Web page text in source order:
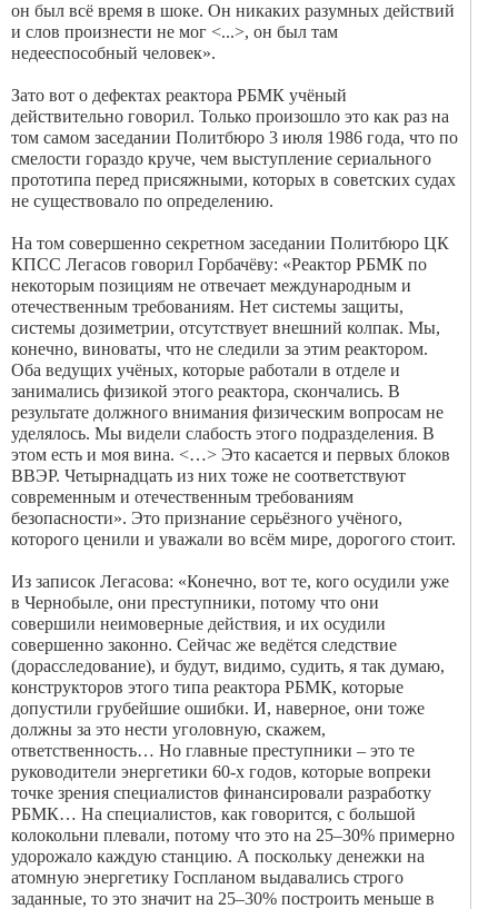
он был всё время в шоке. Он никаких разумных действий
и слов произнести не мог <...>, он был там
недееспособный человек».
Зато вот о дефектах реактора РБМК учёный
действительно говорил. Только произошло это как раз на
том самом заседании Политбюро 3 июля 1986 года, что по
смелости гораздо круче, чем выступление сериального
прототипа перед присяжными, которых в советских судах
не существовало по определению.
На том совершенно секретном заседании Политбюро ЦК
КПСС Легасов говорил Горбачёву: «Реактор РБМК по
некоторым позициям не отвечает международным и
отечественным требованиям. Нет системы защиты,
системы дозиметрии, отсутствует внешний колпак. Мы,
конечно, виноваты, что не следили за этим реактором.
Оба ведущих учёных, которые работали в отделе и
занимались физикой этого реактора, скончались. В
результате должного внимания физическим вопросам не
уделялось. Мы видели слабость этого подразделения. В
этом есть и моя вина. <…> Это касается и первых блоков
ВВЭР. Четырнадцать из них тоже не соответствуют
современным и отечественным требованиям
безопасности». Это признание серьёзного учёного,
которого ценили и уважали во всём мире, дорогого стоит.
Из записок Легасова: «Конечно, вот те, кого осудили уже
в Чернобыле, они преступники, потому что они
совершили неимоверные действия, и их осудили
совершенно законно. Сейчас же ведётся следствие
(дорасследование), и будут, видимо, судить, я так думаю,
конструкторов этого типа реактора РБМК, которые
допустили грубейшие ошибки. И, наверное, они тоже
должны за это нести уголовную, скажем,
ответственность… Но главные преступники – это те
руководители энергетики 60-х годов, которые вопреки
точке зрения специалистов финансировали разработку
РБМК… На специалистов, как говорится, с большой
колокольни плевали, потому что это на 25–30% примерно
удорожало каждую станцию. А поскольку денежки на
атомную энергетику Госпланом выдавались строго
заданные, то это значит на 25–30% построить меньше в